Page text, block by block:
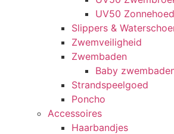
UV50
Slippers &
Zwemveiligheid
Zwembaden
Baby
Strandspeelgoed
Poncho
Accessoires
Haarbandjes